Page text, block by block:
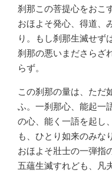
刹那この菩提心をおこ
おほよそ発心、得道、
り。もし刹那生滅せず
刹那の悪いまださらざ
らず。
この刹那の量は、ただ
ふ。一刹那心、能起一
の心、能く一語を起し
も、ひとり如来のみな
おほよそ壯士の一弾指
五蘊生滅すれども、凡